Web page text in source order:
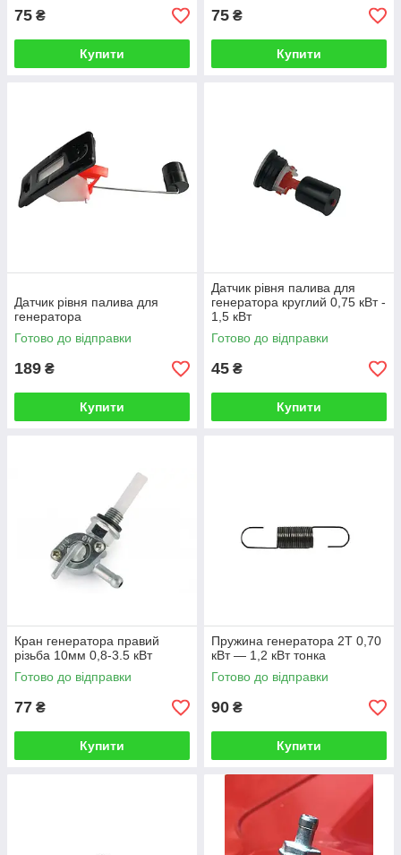
75 ₴
Купити
75 ₴
Купити
Датчик рівня палива для
генератора
Готово до відправки
189 ₴
Купити
Датчик рівня палива для
генератора круглий 0,75 кВт -
1,5 кВт
Готово до відправки
45 ₴
Купити
Кран генератора правий
різьба 10мм 0,8-3.5 кВт
Готово до відправки
77 ₴
Купити
Пружина генератора 2T 0,70
кВт — 1,2 кВт тонка
Готово до відправки
90 ₴
Купити